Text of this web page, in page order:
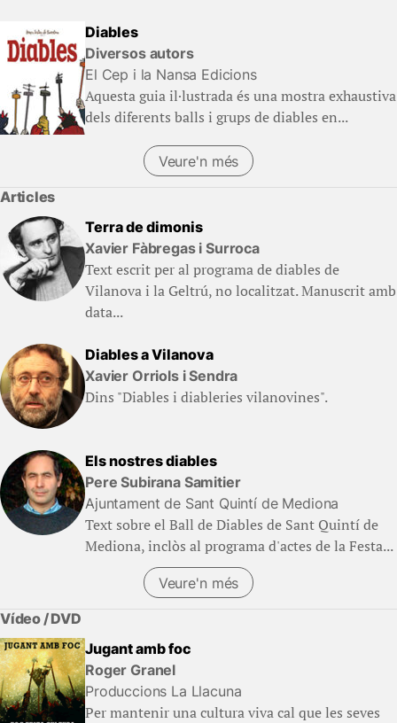
Diables
Diversos autors
El Cep i la Nansa Edicions
Aquesta guia il·lustrada és una mostra exhaustiva
dels diferents balls i grups de diables en...
Veure'n més
Articles
Terra de dimonis
Xavier Fàbregas i Surroca
Text escrit per al programa de diables de
Vilanova i la Geltrú, no localitzat. Manuscrit amb
data...
Diables a Vilanova
Xavier Orriols i Sendra
Dins "Diables i diableries vilanovines".
Els nostres diables
Pere Subirana Samitier
Ajuntament de Sant Quintí de Mediona
Text sobre el Ball de Diables de Sant Quintí de
Mediona, inclòs al programa d'actes de la Festa...
Veure'n més
Vídeo / DVD
Jugant amb foc
Roger Granel
Produccions La Llacuna
Per mantenir una cultura viva cal que les seves